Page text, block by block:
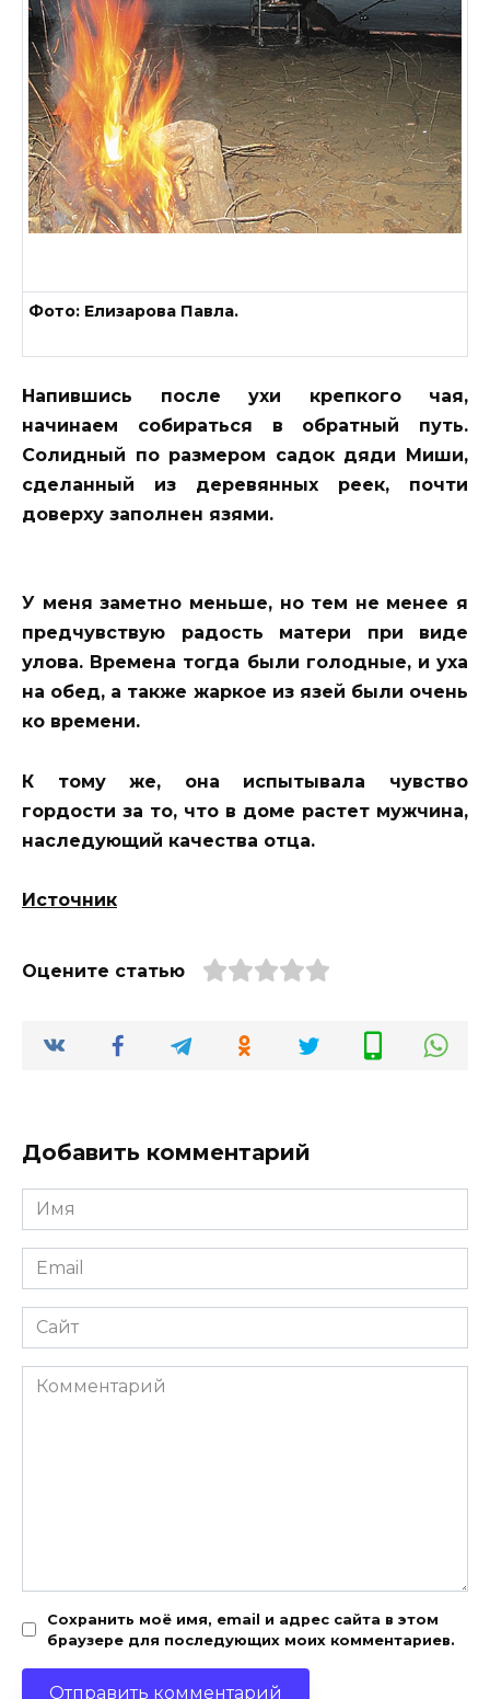
Фото: Елизарова Павла.
Напившись после ухи крепкого чая,
начинаем собираться в обратный путь.
Солидный по размером садок дяди Миши,
сделанный из деревянных реек, почти
доверху заполнен язями.
У меня заметно меньше, но тем не менее я
предчувствую радость матери при виде
улова. Времена тогда были голодные, и уха
на обед, а также жаркое из язей были очень
ко времени.
К тому же, она испытывала чувство
гордости за то, что в доме растет мужчина,
наследующий качества отца.
Источник
Оцените статью
Добавить комментарий
Имя
*
Email
*
Сайт
Комментарий
Сохранить моё имя, email и адрес сайта в этом
браузере для последующих моих комментариев.